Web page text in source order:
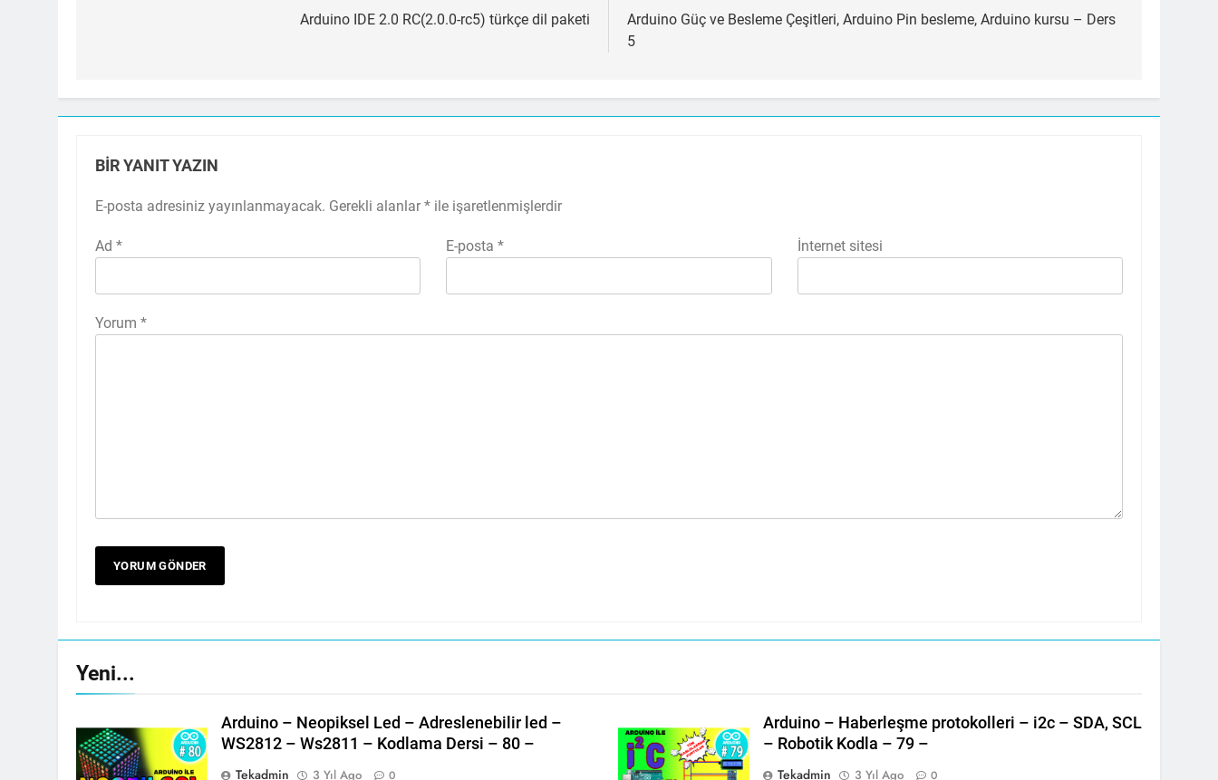
Arduino IDE 2.0 RC(2.0.0-rc5) türkçe dil paketi
Arduino Güç ve Besleme Çeşitleri, Arduino Pin besleme, Arduino kursu – Ders
5
BIR YANIT YAZIN
E-posta adresiniz yayınlanmayacak. Gerekli alanlar * ile işaretlenmişlerdir
Ad * E-posta* İnternet sitesi
Yorum *
Yeni...
Arduino – Neopiksel Led – Adreslenebilir led –
WS2812 – Ws2811 – Kodlama Dersi – 80 –
Tekadmin
3 Yıl Ago 0
Arduino – Haberleşme protokolleri – i2c – SDA, SCL
– Robotik Kodla – 79 –
Tekadmin
3 Yıl Ago 0